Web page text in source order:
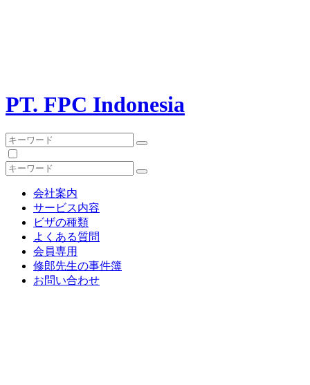
PT. FPC Indonesia
会社案内
サービス内容
ビザの種類
よくある質問
会員専用
修郎先生の事件簿
お問い合わせ